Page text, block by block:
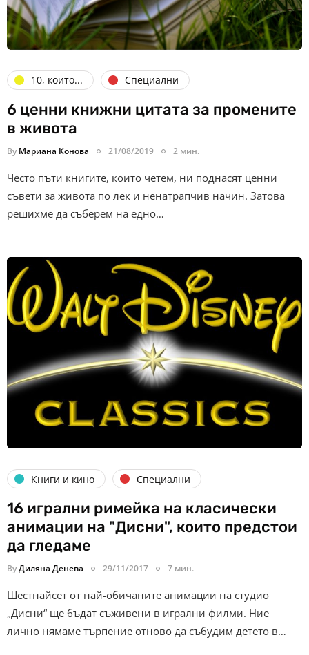
10, които... Специални
6 ценни книжни цитата за промените
в живота
By Мариана Конова 21/08/2019 2 мин.
Често пъти книгите, които четем, ни поднасят ценни
съвети за живота по лек и ненатрапчив начин. Затова
решихме да съберем на едно…
Книги и кино Специални
16 игрални римейка на класически
анимации на "Дисни", които предстои
да гледаме
ByДиляна Денева 29/11/2017 7 мин.
Шестнайсет от най-обичаните анимации на студио
„Дисни“ ще бъдат съживени в игрални филми. Ние
лично нямаме търпение отново да събудим детето в…